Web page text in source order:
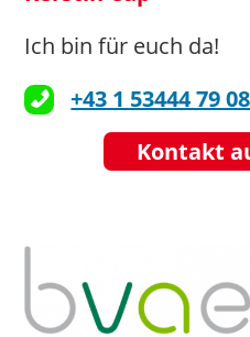
pflege-
>>> Hier geht’s
>>> Hier geht’s
Ich bin für euch da!
+43 1 53444 79
Kontakt